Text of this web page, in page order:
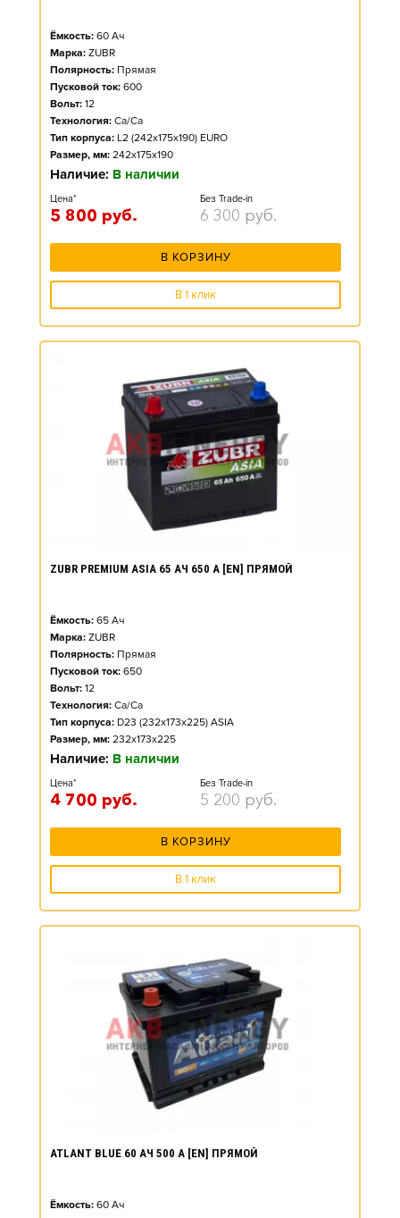
Ёмкость: 60 Ач
Марка: ZUBR
Полярность: Прямая
Пусковой ток: 600
Вольт: 12
Технология: Ca/Ca
Тип корпуса: L2 (242x175x190) EURO
Размер, мм: 242x175x190
Наличие: В наличии
Цена*
5 800 руб.
Без Trade-in
6 300 руб.
В КОРЗИНУ
В 1 клик
ZUBR PREMIUM ASIA 65 АЧ 650 А [EN] ПРЯМОЙ
Ёмкость: 65 Ач
Марка: ZUBR
Полярность: Прямая
Пусковой ток: 650
Вольт: 12
Технология: Ca/Ca
Тип корпуса: D23 (232x173x225) ASIA
Размер, мм: 232x173x225
Наличие: В наличии
Цена*
4 700 руб.
Без Trade-in
5 200 руб.
В КОРЗИНУ
В 1 клик
ATLANT BLUE 60 АЧ 500 А [EN] ПРЯМОЙ
Ёмкость: 60 Ач